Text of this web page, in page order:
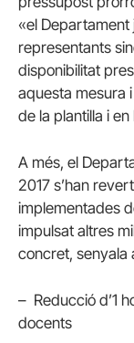
«el
representants
disponibilitat
aquesta mesura
de la plantilla i
A més, el
2017 s’han
implementades
impulsat altres
concret, senyala
– Reducció d’1
docents